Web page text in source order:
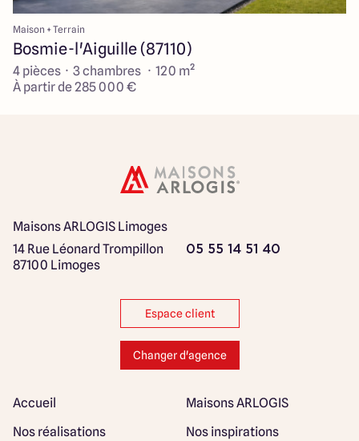
Maison + Terrain
Bosmie-l'Aiguille (87110)
4 pièces · 3 chambres · 120 m²
À partir de 285 000 €
Maisons ARLOGIS Limoges
14 Rue Léonard Trompillon
87100 Limoges
05 55 14 51 40
Espace client
Changer d'agence
Accueil
Maisons ARLOGIS
Nos réalisations
Nos inspirations